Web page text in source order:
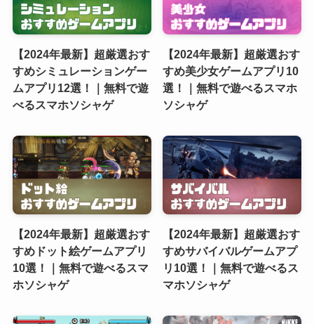
【2024年最新】超厳選おす
すめシミュレーションゲー
ムアプリ12選！｜無料で遊
べるスマホソシャゲ
【2024年最新】超厳選おす
すめ美少女ゲームアプリ10
選！｜無料で遊べるスマホ
ソシャゲ
【2024年最新】超厳選おす
すめドット絵ゲームアプリ
10選！｜無料で遊べるスマ
ホソシャゲ
【2024年最新】超厳選おす
すめサバイバルゲームアプ
リ10選！｜無料で遊べるス
マホソシャゲ